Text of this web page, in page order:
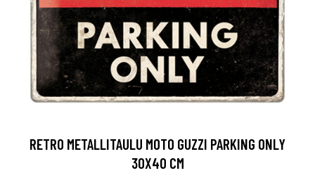
RETRO METALLITAULU MOTO GUZZI PARKING ONLY
30X40 CM